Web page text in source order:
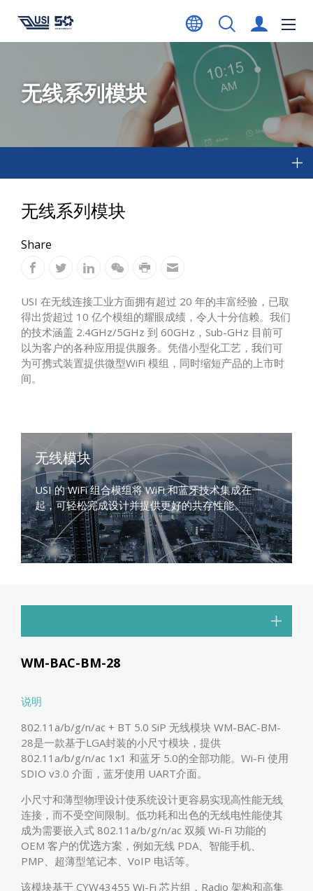
无线系列模块
无线系列模块
Share
USI 在无线连接工业方面拥有超过 20 年的丰富经验，已取
得出货超过 10 亿个模组的耀眼成绩，令人十分信赖。我们
的技术涵盖 2.4GHz/5GHz 到 60GHz，Sub-GHz 目前可
以为客户的各种应用提供服务。凭借小型化工艺，我们可
为可携式装置提供微型WiFi 模组，同时缩短产品的上市时
间。
无线模块
USI 的 WiFi 组合模组将 WiFi 和蓝牙技术集成在一
起，可轻松完成设计并提供更好的共存性能。
WM-BAC-BM-28
说明
802.11a/b/g/n/ac + BT 5.0 SiP 无线模块 WM-BAC-BM-
28是一款基于LGA封装的小尺寸模块，提供
802.11a/b/g/n/ac 1x1 和蓝牙 5.0的全部功能。Wi-Fi 使用
SDIO v3.0 介面，蓝牙使用 UART介面。
小尺寸和薄型物理设计使系统设计更容易实现高性能无线
连接，而不受空间限制。低功耗和出色的无线电性能使其
成为需要嵌入式 802.11a/b/g/n/ac 双频 Wi-Fi 功能的
OEM 客户的优选方案，例如无线 PDA、智能手机、
PMP、超薄型笔记本、VoIP 电话等。
该模块基于 CYW43455 Wi-Fi 芯片组，Radio 架构和高集